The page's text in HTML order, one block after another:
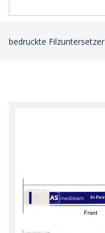
bedruckte Filzuntersetzer